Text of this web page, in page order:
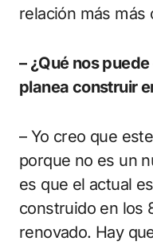
relación más más
– ¿Qué nos
planea construir
– Yo creo que
porque no es un
es que el actual
construido en los
renovado. Hay